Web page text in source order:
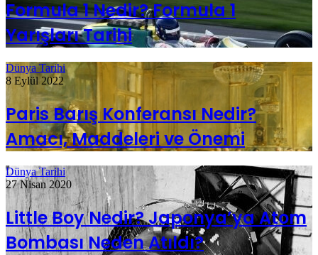
Formula 1 Nedir? Formula 1
Yarışları Tarihi
Dünya Tarihi
8 Eylül 2022
Paris Barış Konferansı Nedir?
Amacı, Maddeleri ve Önemi
Dünya Tarihi
27 Nisan 2020
Little Boy Nedir? Japonya’ya Atom
Bombası Neden Atıldı?